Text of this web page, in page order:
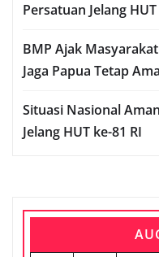
Persatuan Jelang HUT
BMP Ajak
Jaga Papua Tetap
Situasi Nasional
Jelang HUT ke-81 RI